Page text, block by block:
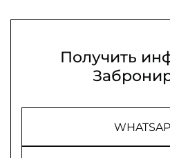
Получить